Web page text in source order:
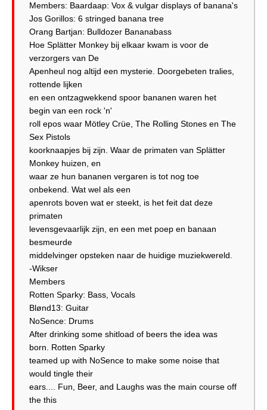
Members: Baardaap: Vox & vulgar displays of banana's
Jos Gorillos: 6 stringed banana tree
Orang Bartjan: Bulldozer Bananabass
Hoe Splätter Monkey bij elkaar kwam is voor de
verzorgers van De
Apenheul nog altijd een mysterie. Doorgebeten tralies,
rottende lijken
en een ontzagwekkend spoor bananen waren het
begin van een rock 'n'
roll epos waar Mötley Crüe, The Rolling Stones en The
Sex Pistols
koorknaapjes bij zijn. Waar de primaten van Splätter
Monkey huizen, en
waar ze hun bananen vergaren is tot nog toe
onbekend. Wat wel als een
apenrots boven wat er steekt, is het feit dat deze
primaten
levensgevaarlijk zijn, en een met poep en banaan
besmeurde
middelvinger opsteken naar de huidige muziekwereld.
-Wikser
Members
Rotten Sparky: Bass, Vocals
Blønd13: Guitar
NoSence: Drums
After drinking some shitload of beers the idea was
born. Rotten Sparky
teamed up with NoSence to make some noise that
would tingle their
ears.... Fun, Beer, and Laughs was the main course off
the this